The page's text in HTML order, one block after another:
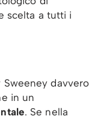
scelta a tutti i
davvero
in un
. Se nella